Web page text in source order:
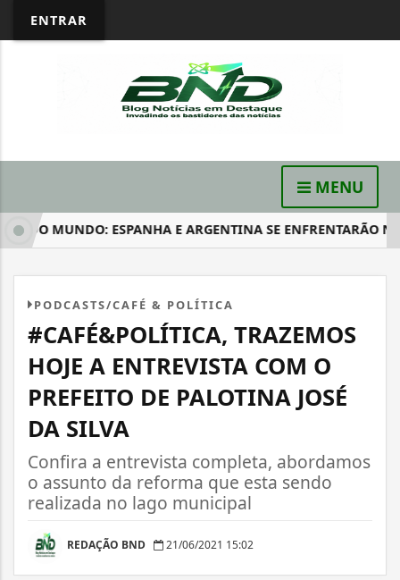
ENTRAR
MENU
DO MUNDO: ESPANHA E ARGENTINA SE ENFRENTARÃO
PODCASTS/CAFÉ & POLÍTICA
#CAFÉ&POLÍTICA, TRAZEMOS
HOJE A ENTREVISTA COM O
PREFEITO DE PALOTINA JOSÉ
DA SILVA
Confira a entrevista completa, abordamos
o assunto da reforma que esta sendo
realizada no lago municipal
REDAÇÃO BND 21/06/2021 15:02